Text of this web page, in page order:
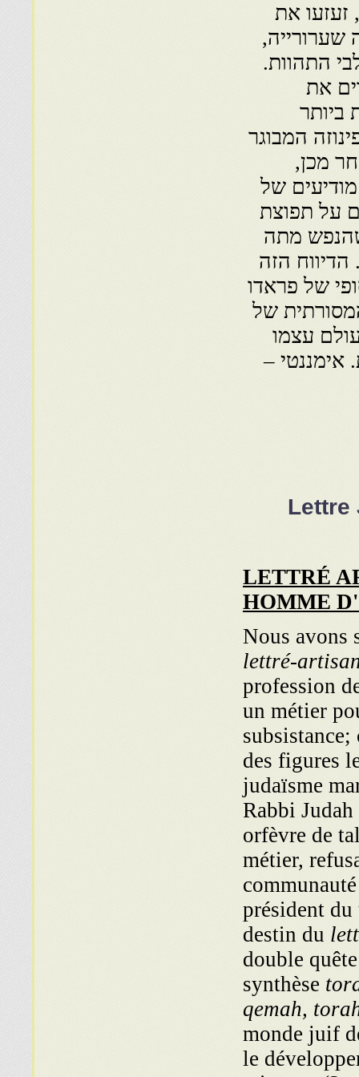
זעזעו את
שערורייה,
התהוות.
את
ביותר
המבוגר
מכן,
של
על תפוצת
שהנפש מתה
הדיווח הזה
של פראדו
של
עצמו
אימננטי –
Lettre
LETTRÉ
HOMME
Nous avons
lettré-
pro­fession
un métier
subsistance;
des figures
judaïsme
Rabbi
orfèvre de
métier,
président
destin du
double
synthèse
qemah,
monde juif
le